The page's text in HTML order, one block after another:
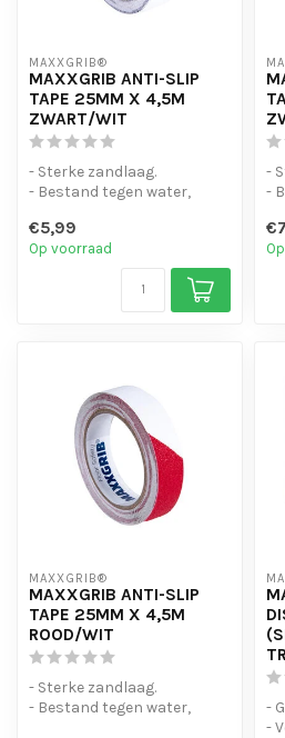
MAXXGRIB®
MAXXGRIB ANTI-SLIP
TAPE 25MM X 4,5M
ZWART/WIT
- Sterke zandlaag.
- Bestand tegen water,
- Is eenvo...
€5,99
Op voorraad
-
-
-
MAXXGRIB®
MAXXGRIB ANTI-SLIP
TAPE 25MM X 4,5M
ROOD/WIT
- Sterke zandlaag.
- Bestand tegen water,
-
-